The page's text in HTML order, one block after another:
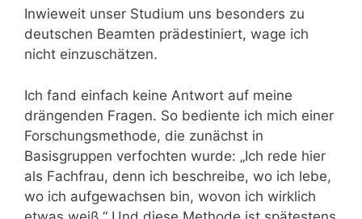
Inwieweit unser Studium uns besonders zu
deutschen Beamten prädestiniert, wage ich
nicht einzuschätzen.
Ich fand einfach keine Antwort auf meine
drängenden Fragen. So bediente ich mich einer
Forschungsmethode, die zunächst in
Basisgruppen verfochten wurde: „Ich rede hier
als Fachfrau, denn ich beschreibe, wo ich lebe,
wo ich aufgewachsen bin, wovon ich wirklich